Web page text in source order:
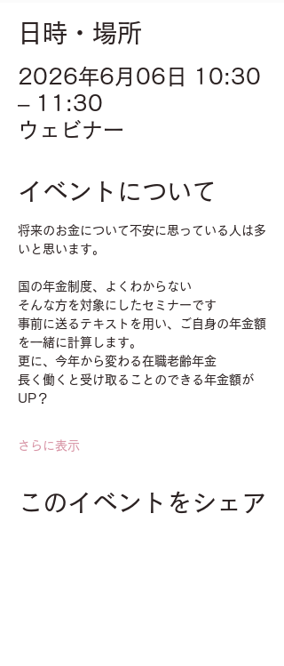
日時・場所
2026年6月06日 10:30
– 11:30
ウェビナー
イベントについて
将来のお金について不安に思っている人は多
いと思います。
国の年金制度、よくわからない
そんな方を対象にしたセミナーです
事前に送るテキストを用い、ご自身の年金額
を一緒に計算します。
更に、今年から変わる在職老齢年金
長く働くと受け取ることのできる年金額が
UP？
さらに表示
このイベントをシェア